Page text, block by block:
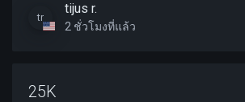
tr
tijus r.
2 ชั่วโมงที่แล้ว
25K